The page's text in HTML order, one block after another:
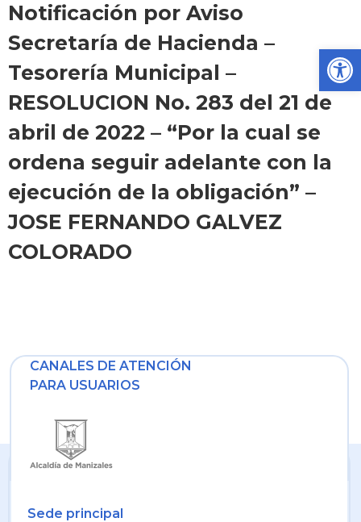
Notificación por Aviso
Secretaría de Hacienda –
Tesorería Municipal –
RESOLUCION No. 283 del 21 de
abril de 2022 – “Por la cual se
ordena seguir adelante con la
ejecución de la obligación” –
JOSE FERNANDO GALVEZ
COLORADO
CANALES DE ATENCIÓN
PARA USUARIOS
Sede principal